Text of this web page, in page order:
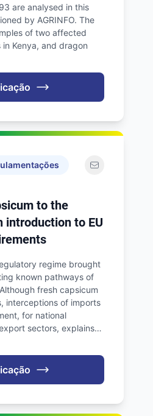
are analysed in this
by AGRINFO. The
of two affected
Kenya, and dragon
to the
introduction to EU
regime brought
known pathways of
fresh capsicum
interceptions of imports
for national
sectors, explains…